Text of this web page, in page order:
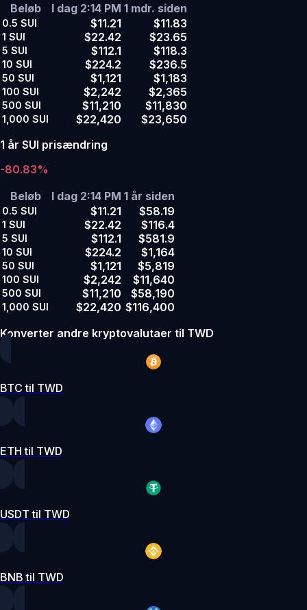
Beløb
I dag 2:14 PM 1 mdr. siden
0.5 SUI $11.21 $11.83
1 SUI $22.42 $23.65
5 SUI $112.1 $118.3
10 SUI $224.2 $236.5
50 SUI $1,121 $1,183
100 SUI $2,242 $2,365
500 SUI $11,210 $11,830
1,000 SUI $22,420
$23,650
1 år SUI prisændring
-80.83%
Beløb
I dag 2:14 PM 1 år siden
0.5 SUI $11.21 $58.19
1 SUI $22.42 $116.4
5 SUI $112.1 $581.9
10 SUI $224.2 $1,164
50 SUI $1,121 $5,819
100 SUI $2,242 $11,640
500 SUI $11,210 $58,190
1,000 SUI $22,420 $116,400
Konverter andre kryptovalutaer til TWD
BTC til TWD
ETH til TWD
USDT til TWD
BNB til TWD